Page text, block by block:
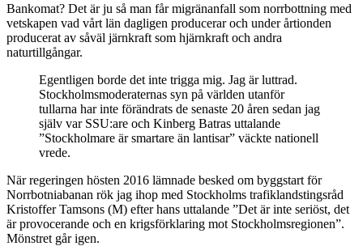
Bankomat? Det är ju så man får migränanfall som norrbottning med
vetskapen vad vårt län dagligen producerar och under årtionden
producerat av såväl järnkraft som hjärnkraft och andra
naturtillgångar.
Egentligen borde det inte trigga mig. Jag är luttrad.
Stockholmsmoderaternas syn på världen utanför
tullarna har inte förändrats de senaste 20 åren sedan jag
själv var SSU:are och Kinberg Batras uttalande
”Stockholmare är smartare än lantisar” väckte nationell
vrede.
När regeringen hösten 2016 lämnade besked om byggstart för
Norrbotniabanan rök jag ihop med Stockholms trafiklandstingsråd
Kristoffer Tamsons (M) efter hans uttalande ”Det är inte seriöst, det
är provocerande och en krigsförklaring mot Stockholmsregionen”.
Mönstret går igen.